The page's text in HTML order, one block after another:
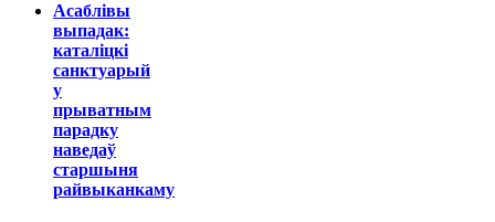
Асаблівы
выпадак:
каталіцкі
санктуарый
у
прыватным
парадку
наведаў
старшыня
райвыканкаму